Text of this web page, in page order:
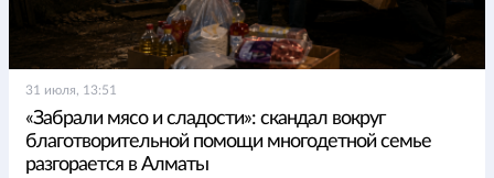
31 июля, 13:51
«Забрали мясо и сладости»: скандал вокруг
благотворительной помощи многодетной семье
разгорается в Алматы